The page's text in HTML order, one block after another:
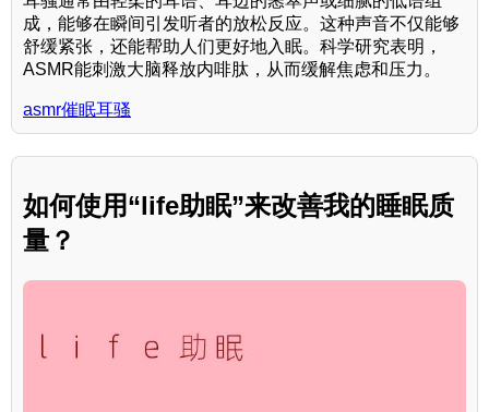
成，能够在瞬间引发听者的放松反应。这种声音不仅能够
舒缓紧张，还能帮助人们更好地入眠。科学研究表明，
ASMR能刺激大脑释放内啡肽，从而缓解焦虑和压力。
asmr催眠耳骚
如何使用“life助眠”来改善我的睡眠质
量？